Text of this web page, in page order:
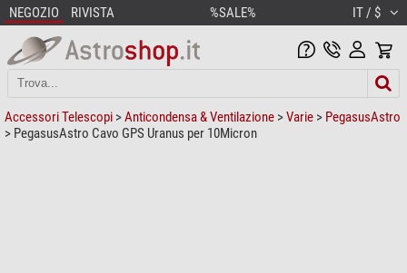
NEGOZIO RIVISTA %SALE% IT / $
Accessori Telescopi >Anticondensa & Ventilazione >Varie > PegasusAstro
> PegasusAstro Cavo GPS Uranus per 10Micron